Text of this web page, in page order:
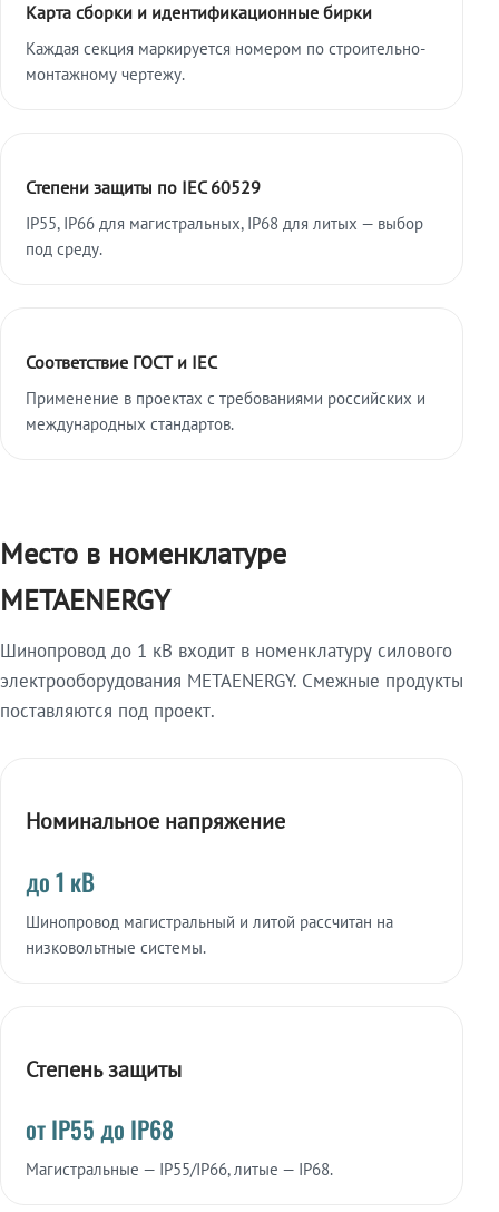
Карта сборки и идентификационные бирки
Каждая секция маркируется номером по строительно-
монтажному чертежу.
Степени защиты по IEC 60529
IP55, IP66 для магистральных, IP68 для литых — выбор
под среду.
Соответствие ГОСТ и IEC
Применение в проектах с требованиями российских и
международных стандартов.
Место в номенклатуре
METAENERGY
Шинопровод до 1 кВ входит в номенклатуру силового
электрооборудования METAENERGY. Смежные продукты
поставляются под проект.
Номинальное напряжение
до 1 кВ
Шинопровод магистральный и литой рассчитан на
низковольтные системы.
Степень защиты
от IP55 до IP68
Магистральные — IP55/IP66, литые — IP68.